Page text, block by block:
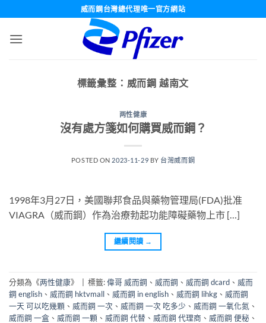
威而鋼台灣總代理唯一官方網站
標籤彙整： 威而鋼 越南文
两性健康
沒有處方箋如何購買威而鋼？
POSTED ON 2023-11-29 BY 台灣威而鋼
1998年3月27日，美國聯邦食品與藥物管理局(FDA)批准
VIAGRA（威而鋼）作為治療勃起功能障礙藥物上市 […]
繼續閱讀 →
分類為《两性健康》 標籤:偉哥 威而鋼 、 威而鋼 、 威而鋼 dcard 、 威而
鋼 english 、 威而鋼 hktvmall 、 威而鋼 in english 、 威而鋼 lihkg 、 威而鋼
一天 可以吃幾顆 、 威而鋼 一次 、 威而鋼 一次 吃多少 、 威而鋼 一氧化氮 、
威而鋼 一盒 、 威而鋼 一顆 、 威而鋼 代替 、 威而鋼 代理商 、 威而鋼 便秘 、